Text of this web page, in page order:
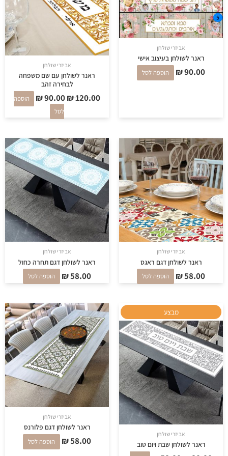
אביזרי שולחן
ראנר לשולחן בעיצוב אישי
₪90.00 הוספה לסל
אביזרי שולחן
ראנר לשולחן עם שם משפחה
לבחירה זהב
₪120.00
₪90.00
הוספה
לסל
אביזרי שולחן
ראנר לשולחן דגם ראגס
₪58.00 הוספה לסל
אביזרי שולחן
ראנר לשולחן דגם תחרה כחול
₪58.00 הוספה לסל
מבצע
אביזרי שולחן
ראנר לשולחן שבת ויום טוב
המחיר
המקורי
היה:
₪ 80.00.
המחיר
הנוכחי
הוא:
₪ 58.00.
אביזרי שולחן
ראנר לשולחן דגם פלורנס
₪58.00 הוספה לסל